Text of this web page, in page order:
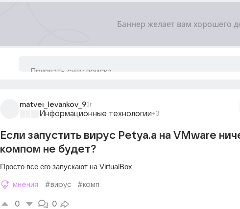
matvei_levankov_91г
Информационные технологии+3
Если запустить вирус Petya.a на VMware
компом не будет?
Просто все его запускают на VirtualBox
мнения #вирус #комп
0 0